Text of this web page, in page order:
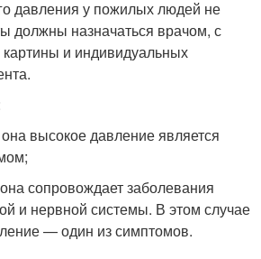
давления у пожилых людей не
должны назначаться врачом, с
картины и индивидуальных
высокое давление является
сопровождает заболевания
и нервной системы. В этом случае
— один из симптомов.